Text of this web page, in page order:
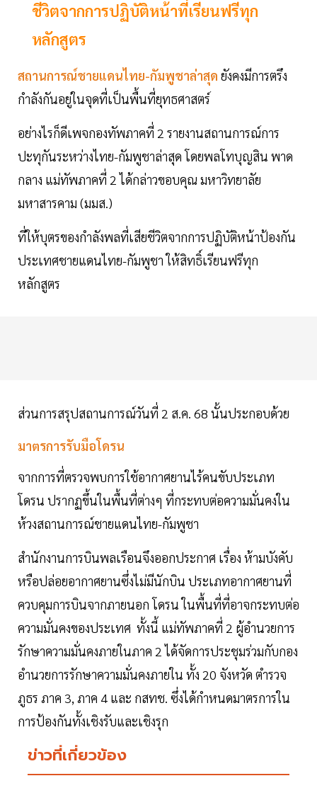
ชีวิตจากการปฏิบัติหน้าที่เรียนฟรีทุก
หลักสูตร
สถานการณ์ชายแดนไทย-กัมพูชาล่าสุด ยังคงมีการตรึง
กำลังกันอยู่ในจุดที่เป็นพื้นที่ยุทธศาสตร์
อย่างไรก็ดีเพจกองทัพภาคที่ 2 รายงานสถานการณ์การ
ปะทุกันระหว่างไทย-กัมพูชาล่าสุด โดยพลโทบุญสิน พาด
กลาง แม่ทัพภาคที่ 2 ได้กล่าวขอบคุณ มหาวิทยาลัย
มหาสารคาม (มมส.)
ที่ให้บุตรของกำลังพลที่เสียชีวิตจากการปฏิบัติหน้าป้องกัน
ประเทศชายแดนไทย-กัมพูชา ให้สิทธิ์เรียนฟรีทุก
หลักสูตร
ส่วนการสรุปสถานการณ์วันที่ 2 ส.ค. 68 นั้นประกอบด้วย
มาตรการรับมือโดรน
จากการที่ตรวจพบการใช้อากาศยานไร้คนขับประเภท
โดรน ปรากฏขึ้นในพื้นที่ต่างๆ ที่กระทบต่อความมั่นคงใน
ห้วงสถานการณ์ชายแดนไทย-กัมพูชา
สำนักงานการบินพลเรือนจึงออกประกาศ เรื่อง ห้ามบังคับ
หรือปล่อยอากาศยานซึ่งไม่มีนักบิน ประเภทอากาศยานที่
ควบคุมการบินจากภายนอก โดรน ในพื้นที่ที่อาจกระทบต่อ
ความมั่นคงของประเทศ ทั้งนี้ แม่ทัพภาคที่ 2 ผู้อำนวยการ
รักษาความมั่นคงภายในภาค 2 ได้จัดการประชุมร่วมกับกอง
อำนวยการรักษาความมั่นคงภายใน ทั้ง 20 จังหวัด ตำรวจ
ภูธร ภาค 3, ภาค 4 และ กสทช. ซึ่งได้กำหนดมาตรการใน
การป้องกันทั้งเชิงรับและเชิงรุก
ข่าวที่เกี่ยวข้อง